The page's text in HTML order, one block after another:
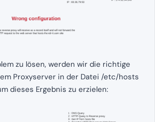
zu lösen, werden wir die richtige
Proxyserver in der Datei /etc/hosts
dieses Ergebnis zu erzielen: